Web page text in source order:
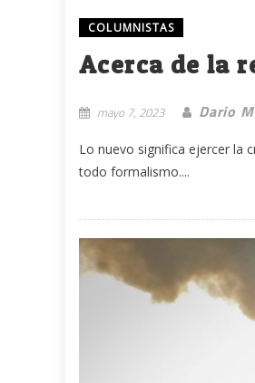
COLUMNISTAS
Acerca de la
mayo 7, 2023 Dario
Lo nuevo significa ejercer la
todo formalismo....